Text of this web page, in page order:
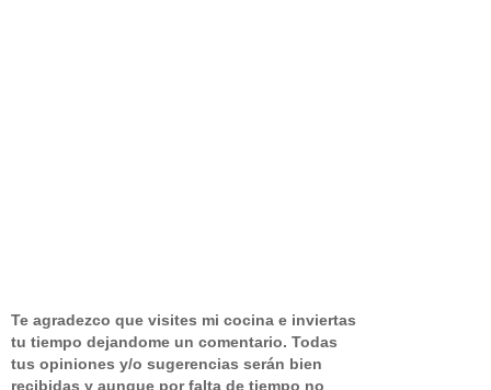
Te agradezco que visites mi cocina e inviertas
tu tiempo dejandome un comentario. Todas
tus opiniones y/o sugerencias serán bien
recibidas y aunque por falta de tiempo no